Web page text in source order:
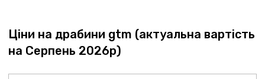
Ціни на драбини gtm (актуальна вартість
на Серпень 2026р)